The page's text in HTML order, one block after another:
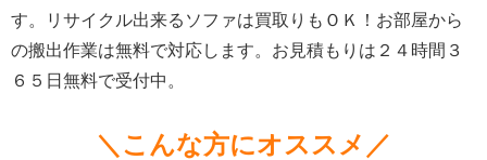
す。リサイクル出来るソファは買取りもＯＫ！お部屋から
の搬出作業は無料で対応します。お見積もりは２４時間３
６５日無料で受付中。
＼こんな方にオススメ／